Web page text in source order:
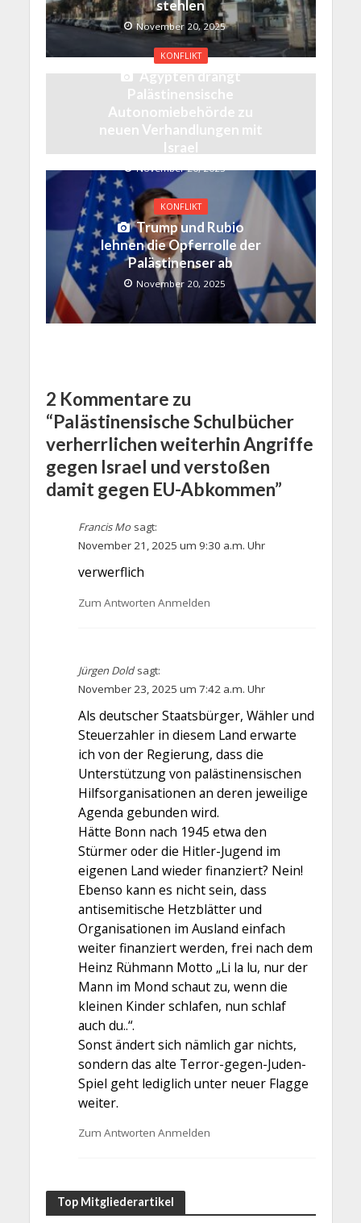
stehlen
November 20, 2025
KONFLIKT
Ägypten drängt
Palästinensische
Autonomiebehörde zu
neuen Verhandlungen mit
Israel
November 20, 2025
KONFLIKT
Trump und Rubio
lehnen die Opferrolle der
Palästinenser ab
November 20, 2025
2 Kommentare zu
“Palästinensische Schulbücher
verherrlichen weiterhin Angriffe
gegen Israel und verstoßen
damit gegen EU-Abkommen”
Francis Mo sagt:
November 21, 2025 um 9:30 a.m. Uhr
verwerflich
Zum Antworten Anmelden
Jürgen Dold sagt:
November 23, 2025 um 7:42 a.m. Uhr
Als deutscher Staatsbürger, Wähler und
Steuerzahler in diesem Land erwarte
ich von der Regierung, dass die
Unterstützung von palästinensischen
Hilfsorganisationen an deren jeweilige
Agenda gebunden wird.
Hätte Bonn nach 1945 etwa den
Stürmer oder die Hitler-Jugend im
eigenen Land wieder finanziert? Nein!
Ebenso kann es nicht sein, dass
antisemitische Hetzblätter und
Organisationen im Ausland einfach
weiter finanziert werden, frei nach dem
Heinz Rühmann Motto „Li la lu, nur der
Mann im Mond schaut zu, wenn die
kleinen Kinder schlafen, nun schlaf
auch du..“.
Sonst ändert sich nämlich gar nichts,
sondern das alte Terror-gegen-Juden-
Spiel geht lediglich unter neuer Flagge
weiter.
Zum Antworten Anmelden
Top Mitgliederartikel